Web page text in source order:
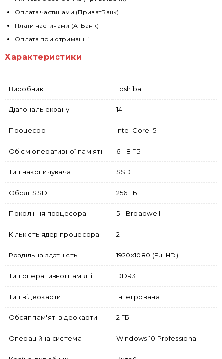
Оплата частинами (ПриватБанк)
Плати частинами (А-Банк)
Оплата при отриманні
Характеристики
Виробник Toshiba
Діагональ екрану 14"
Процесор Intel Core i5
Об'єм оперативної пам'яті 6 - 8 ГБ
Тип накопичувача SSD
Обсяг SSD 256 ГБ
Покоління процесора 5 - Broadwell
Кількість ядер процесора 2
Роздільна здатність 1920x1080 (FullHD)
Тип оперативної пам'яті DDR3
Тип відеокарти Інтегрована
Обсяг пам'яті відеокарти 2 ГБ
Операційна система Windows 10 Professional